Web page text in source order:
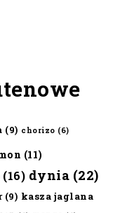
(9) chorizo (6)
(11)
(16) dynia (22)
(9) kasza jaglana